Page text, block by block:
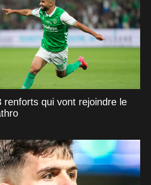
renforts qui vont rejoindre le